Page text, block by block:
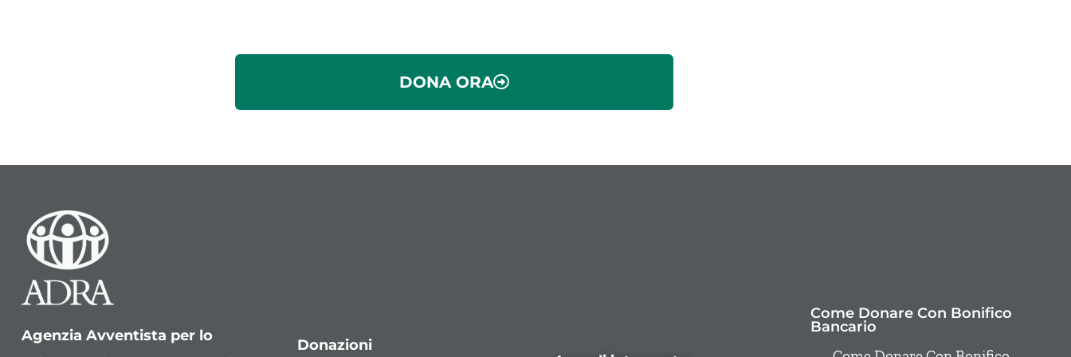
DONA ORA
Agenzia Avventista per lo
Donazioni
Come Donare Con Bonifico
Bancario